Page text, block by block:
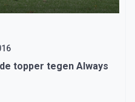
topper tegen Always